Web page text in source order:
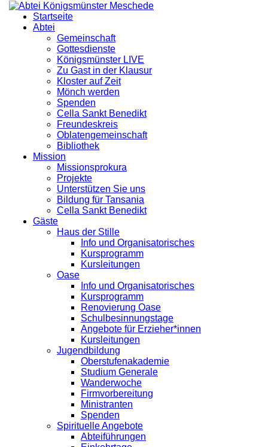
Startseite
Abtei
Gemeinschaft
Gottesdienste
Königsmünster LIVE
Zu Gast in der Klausur
Kloster auf Zeit
Mönch werden
Spenden
Cella Sankt Benedikt
Freundeskreis
Oblatengemeinschaft
Bibliothek
Mission
Missionsprokura
Projekte
Unterstützen Sie uns
Bildung für Tansania
Cella Sankt Benedikt
Gäste
Haus der Stille
Info und Organisatorisches
Kursprogramm
Kursleitungen
Oase
Info und Organisatorisches
Kursprogramm
Renovierung Oase
Schulbesinnungstage
Angebote für Erzieher*innen
Kursleitungen
Jugendbildung
Oberstufenakademie
Studium Generale
Wanderwoche
Firmvorbereitung
Ministranten
Spenden
Spirituelle Angebote
Abteiführungen